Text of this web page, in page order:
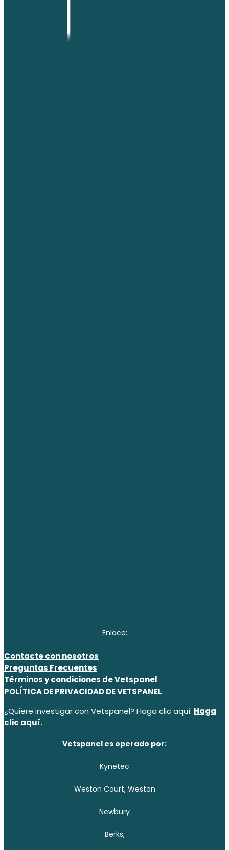
Enlace:
Contacte con nosotros
Preguntas Frecuentes
Términos y condiciones de Vetspanel
POLÍTICA DE PRIVACIDAD DE VETSPANEL
¿Quiere investigar con Vetspanel? Haga clic aquí. Haga
clic aquí.
Vetspanel es operado por:
Kynetec
Weston Court, Weston
Newbury
Berks,